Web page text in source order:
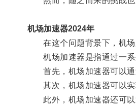
机场加速器2024年
在这个问题背景下，机场
机场加速器是指通过一系
首先，机场加速器可以通
其次，机场加速器可以实
此外，机场加速器还可以